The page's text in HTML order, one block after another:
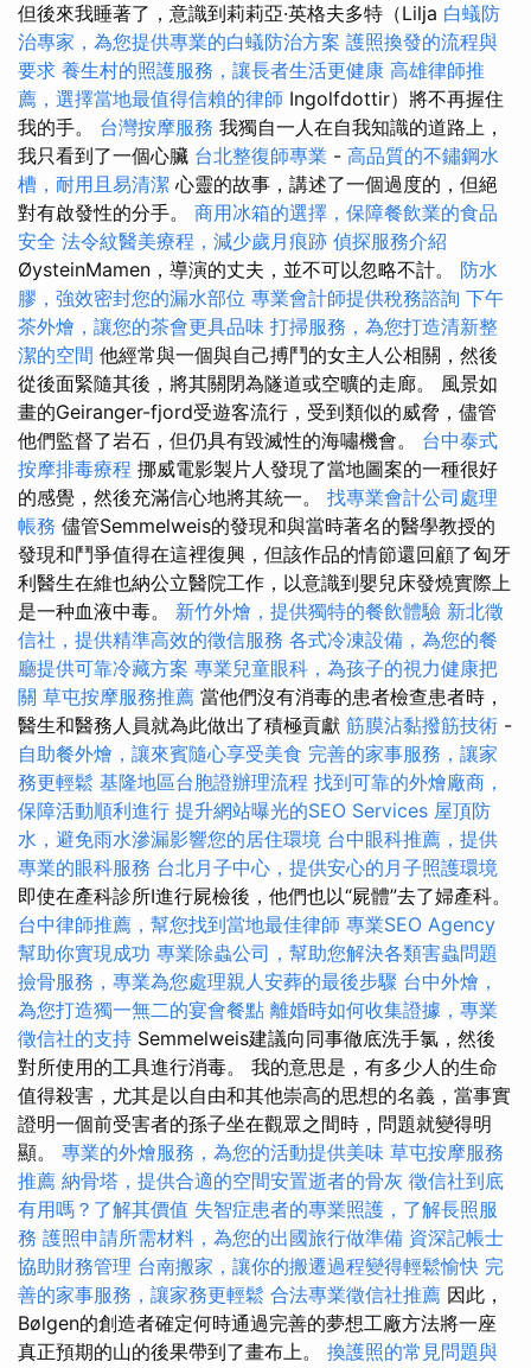
但後來我睡著了，意識到莉莉亞·英格夫多特（Lilja 白蟻防
治專家，為您提供專業的白蟻防治方案 護照換發的流程與
要求 養生村的照護服務，讓長者生活更健康 高雄律師推
薦，選擇當地最值得信賴的律師 Ingolfdottir）將不再握住
我的手。 台灣按摩服務 我獨自一人在自我知識的道路上，
我只看到了一個心臟 台北整復師專業 - 高品質的不鏽鋼水
槽，耐用且易清潔 心靈的故事，講述了一個過度的，但絕
對有啟發性的分手。 商用冰箱的選擇，保障餐飲業的食品
安全 法令紋醫美療程，減少歲月痕跡 偵探服務介紹
ØysteinMamen，導演的丈夫，並不可以忽略不計。 防水
膠，強效密封您的漏水部位 專業會計師提供稅務諮詢 下午
茶外燴，讓您的茶會更具品味 打掃服務，為您打造清新整
潔的空間 他經常與一個與自己搏鬥的女主人公相關，然後
從後面緊隨其後，將其關閉為隧道或空曠的走廊。 風景如
畫的Geiranger-fjord受遊客流行，受到類似的威脅，儘管
他們監督了岩石，但仍具有毀滅性的海嘯機會。 台中泰式
按摩排毒療程 挪威電影製片人發現了當地圖案的一種很好
的感覺，然後充滿信心地將其統一。 找專業會計公司處理
帳務 儘管Semmelweis的發現和與當時著名的醫學教授的
發現和鬥爭值得在這裡復興，但該作品的情節還回顧了匈牙
利醫生在維也納公立醫院工作，以意識到嬰兒床發燒實際上
是一种血液中毒。 新竹外燴，提供獨特的餐飲體驗 新北徵
信社，提供精準高效的徵信服務 各式冷凍設備，為您的餐
廳提供可靠冷藏方案 專業兒童眼科，為孩子的視力健康把
關 草屯按摩服務推薦 當他們沒有消毒的患者檢查患者時，
醫生和醫務人員就為此做出了積極貢獻 筋膜沾黏撥筋技術 -
自助餐外燴，讓來賓隨心享受美食 完善的家事服務，讓家
務更輕鬆 基隆地區台胞證辦理流程 找到可靠的外燴廠商，
保障活動順利進行 提升網站曝光的SEO Services 屋頂防
水，避免雨水滲漏影響您的居住環境 台中眼科推薦，提供
專業的眼科服務 台北月子中心，提供安心的月子照護環境
即使在產科診所I進行屍檢後，他們也以“屍體”去了婦產科。
台中律師推薦，幫您找到當地最佳律師 專業SEO Agency
幫助你實現成功 專業除蟲公司，幫助您解決各類害蟲問題
撿骨服務，專業為您處理親人安葬的最後步驟 台中外燴，
為您打造獨一無二的宴會餐點 離婚時如何收集證據，專業
徵信社的支持 Semmelweis建議向同事徹底洗手氯，然後
對所使用的工具進行消毒。 我的意思是，有多少人的生命
值得殺害，尤其是以自由和其他崇高的思想的名義，當事實
證明一個前受害者的孫子坐在觀眾之間時，問題就變得明
顯。 專業的外燴服務，為您的活動提供美味 草屯按摩服務
推薦 納骨塔，提供合適的空間安置逝者的骨灰 徵信社到底
有用嗎？了解其價值 失智症患者的專業照護，了解長照服
務 護照申請所需材料，為您的出國旅行做準備 資深記帳士
協助財務管理 台南搬家，讓你的搬遷過程變得輕鬆愉快 完
善的家事服務，讓家務更輕鬆 合法專業徵信社推薦 因此，
Bølgen的創造者確定何時通過完善的夢想工廠方法將一座
真正預期的山的後果帶到了畫布上。 換護照的常見問題與